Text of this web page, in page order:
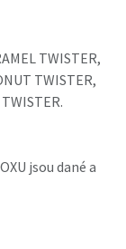
TWISTER,
TWISTER,
jsou dané a